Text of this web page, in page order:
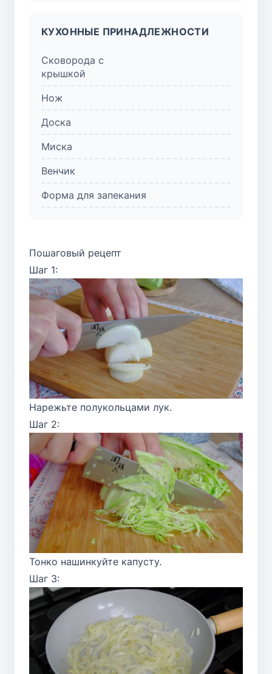
КУХОННЫЕ ПРИНАДЛЕЖНОСТИ
Сковорода с
крышкой
Нож
Доска
Миска
Венчик
Форма для запекания
Пошаговый рецепт
Шаг 1:
Нарежьте полукольцами лук.
Шаг 2:
Тонко нашинкуйте капусту.
Шаг 3: